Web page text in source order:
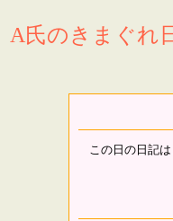
A氏のきまぐれ
この日の日記は